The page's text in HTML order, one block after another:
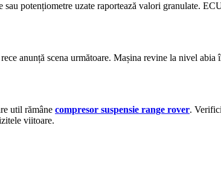
potențiometre uzate raportează valori granulate.
anunță scena următoare. Mașina revine la nivel
util rămâne compresor suspensie range rover.
viitoare.